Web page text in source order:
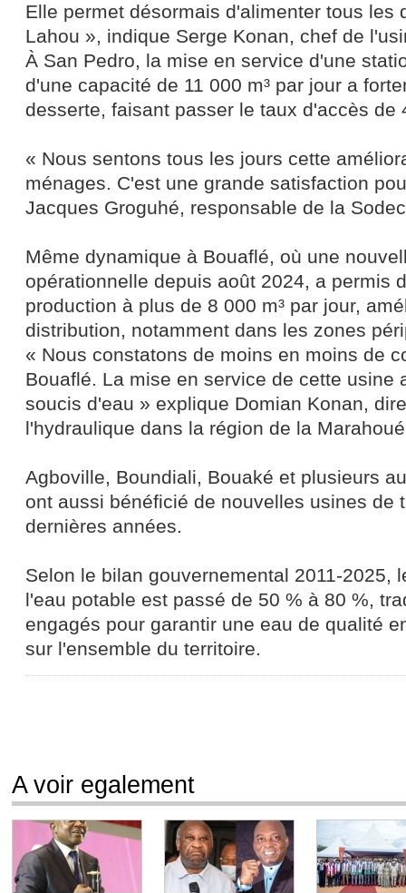
Elle permet désormais d'alimenter tous les
Lahou », indique Serge Konan, chef de
À San Pedro, la mise en service d'une
d'une capacité de 11 000 m³ par jour a
desserte, faisant passer le taux d'accès de
« Nous sentons tous les jours cette
ménages. C'est une grande satisfaction
Jacques Groguhé, responsable de la
Même dynamique à Bouaflé, où une
opérationnelle depuis août 2024, a permis
production à plus de 8 000 m³ par jour,
distribution, notamment dans les zones
« Nous constatons de moins en moins de
Bouaflé. La mise en service de cette usine
soucis d'eau » explique Domian Konan,
l'hydraulique dans la région de la
Agboville, Boundiali, Bouaké et plusieurs
ont aussi bénéficié de nouvelles usines de
dernières années.
Selon le bilan gouvernemental 2011-2025,
l'eau potable est passé de 50 % à 80 %,
engagés pour garantir une eau de qualité
sur l'ensemble du territoire.
A voir egalement